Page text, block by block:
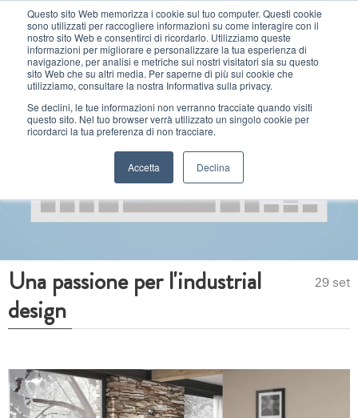
Questo sito Web memorizza i cookie sul tuo computer. Questi cookie
sono utilizzati per raccogliere informazioni su come interagire con il
nostro sito Web e consentirci di ricordarlo. Utilizziamo queste
informazioni per migliorare e personalizzare la tua esperienza di
navigazione, per analisi e metriche sui nostri visitatori sia su questo
sito Web che su altri media. Per saperne di più sui cookie che
utilizziamo, consultare la nostra Informativa sulla privacy.
Se declini, le tue informazioni non verranno tracciate quando visiti
questo sito. Nel tuo browser verrà utilizzato un singolo cookie per
ricordarci la tua preferenza di non tracciare.
Accetta Declina
MENU
29 set
Una passione per l'industrial
design